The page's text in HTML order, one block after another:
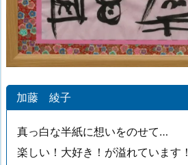
加藤 綾子
真っ白な半紙に想いをのせて…
楽しい！大好き！が溢れています！